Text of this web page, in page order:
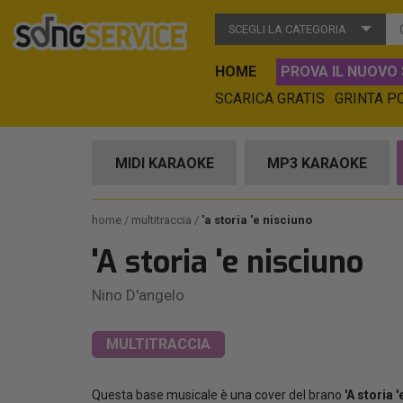
SCEGLI LA CATEGORIA
HOME PROVA IL NUOVO
SCARICA GRATIS
GRINTA
MIDI KARAOKE MP3 KARAOKE
home multitraccia 'a storia 'e nisciuno
'A storia 'e nisciuno
Nino D'angelo
MULTITRACCIA
Questa base musicale è una cover del brano 'A storia